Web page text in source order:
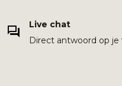
Live chat
Direct antwoord op je